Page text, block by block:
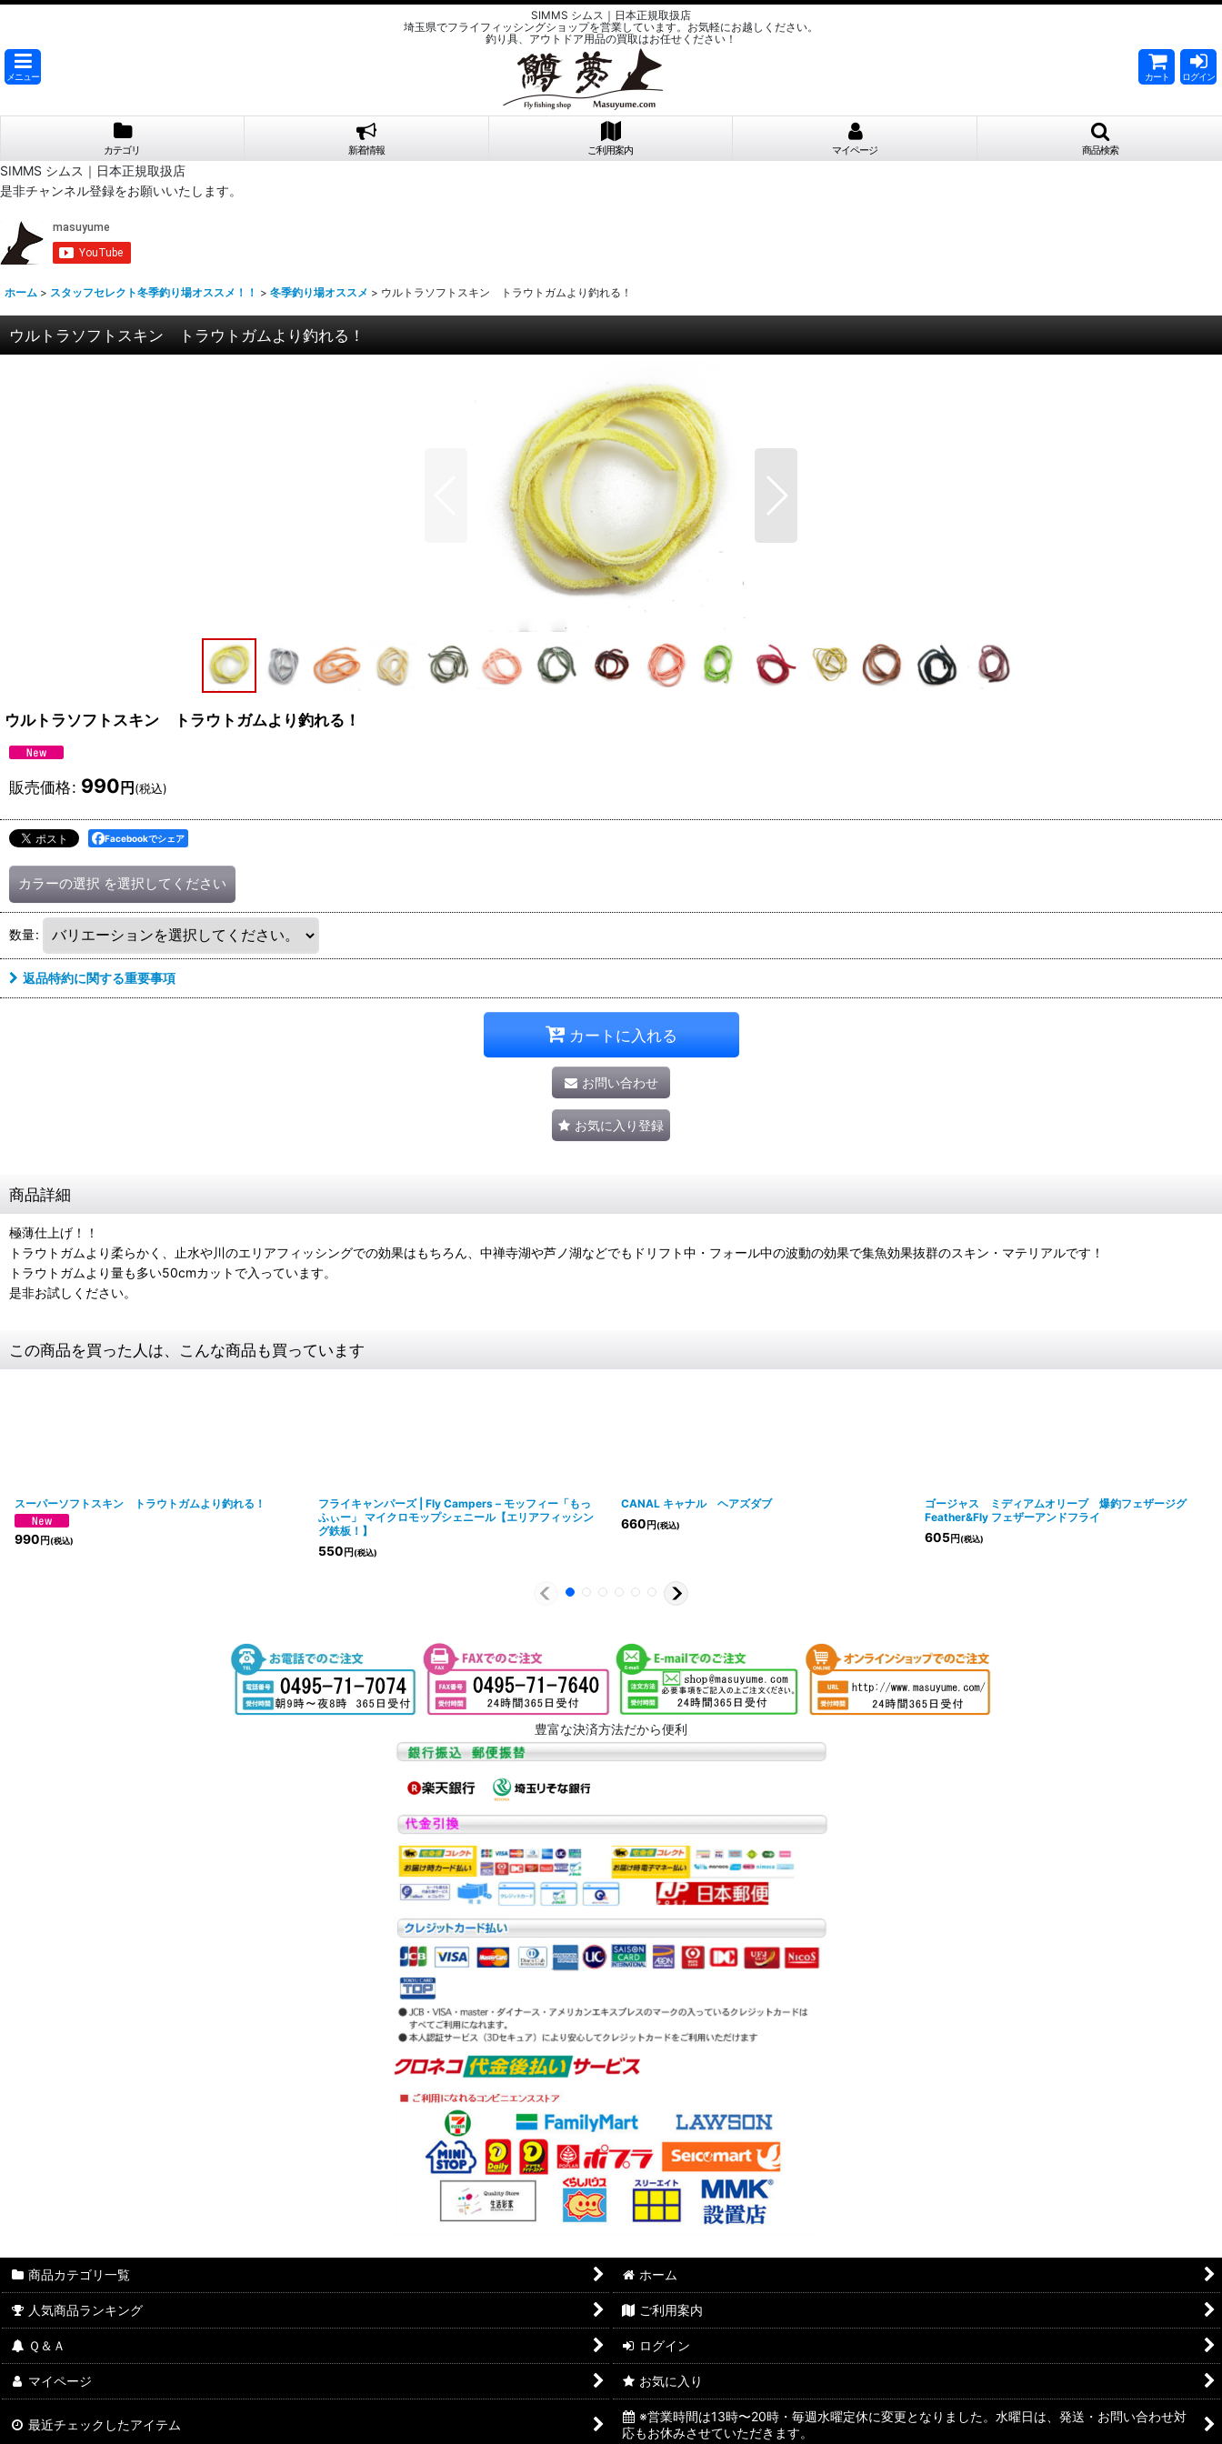
SIMMS シムス｜日本正規取扱店
埼玉県でフライフィッシングショップを営業しています。お気軽にお越しください。
釣り具、アウトドア用品の買取はお任せください！
メニュー カート ログイン
カテゴリ 新着情報 ご利用案内 マイページ 商品検索
SIMMS シムス｜日本正規取扱店
是非チャンネル登録をお願いいたします。
ホーム > スタッフセレクト冬季釣り場オススメ！！ > 冬季釣り場オススメ > ウルトラソフトスキン トラウトガムより釣れる！
ウルトラソフトスキン トラウトガムより釣れる！
ウルトラソフトスキン トラウトガムより釣れる！
販売価格: 990 円 (税込)
Facebookでシェア
カラーの選択 を選択してください
数量:
返品特約に関する重要事項
カートに入れる
お問い合わせ
お気に入り登録
商品詳細
極薄仕上げ！！
トラウトガムより柔らかく、止水や川のエリアフィッシングでの効果はもちろん、中禅寺湖や芦ノ湖などでもドリフト中・フォール中の波動の効果で集魚効果抜群のスキン・マテリアルです！
トラウトガムより量も多い50cmカットで入っています。
是非お試しください。
この商品を買った人は、こんな商品も買っています
スーパーソフトスキン トラウトガムより釣れる！
990 円(税込)
フライキャンパーズ | Fly Campers – モッフィー「もっ
ふぃー」 マイクロモップシェニール【エリアフィッシン
グ鉄板！】
550 円(税込)
CANAL キャナル ヘアズダブ
660 円(税込)
ゴージャス ミディアムオリーブ 爆釣フェザージグ
Feather&Fly フェザーアンドフライ
605円(税込)
豊富な決済方法だから便利
商品カテゴリ一覧 ホーム
人気商品ランキング ご利用案内
Ｑ＆Ａ ログイン
マイページ お気に入り
最近チェックしたアイテム
※営業時間は13時〜20時・毎週水曜定休に変更となりました。水曜日は、発送・お問い合わせ対
応もお休みさせていただきます。